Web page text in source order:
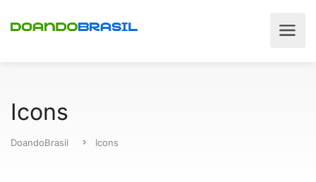
Icons
DoandoBrasil Icons